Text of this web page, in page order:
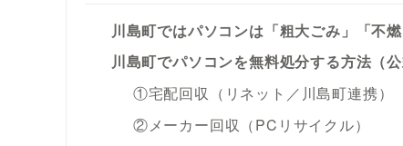
川島町ではパソコンは「粗大ごみ」「不
川島町でパソコンを無料処分する方法（公
①宅配回収（リネット／川島町連携）
②メーカー回収（PCリサイクル）